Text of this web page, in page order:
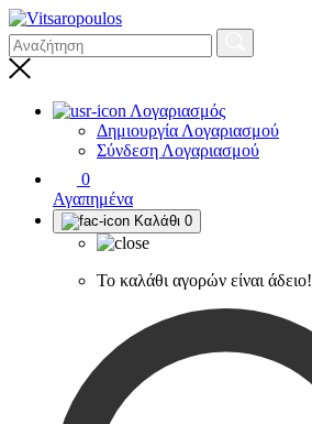
Λογαριασμός
Δημιουργία Λογαριασμού
Σύνδεση Λογαριασμού
0
Αγαπημένα
Καλάθι 0
Το καλάθι αγορών είναι άδειο!